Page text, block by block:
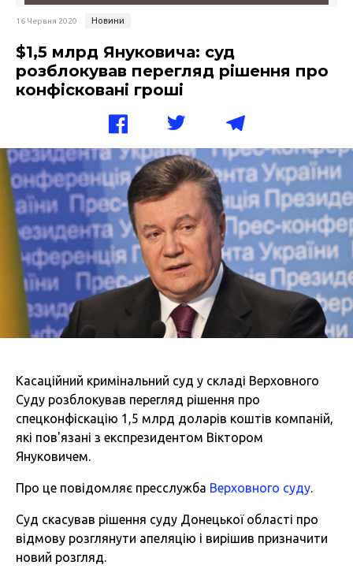
16 Червня 2020 Новини
$1,5 млрд Януковича: суд
розблокував перегляд рішення про
конфісковані гроші
Касаційний кримінальний суд у складі Верховного
Суду розблокував перегляд рішення про
спецконфіскацію 1,5 млрд доларів коштів компаній,
які пов'язані з експрезидентом Віктором
Януковичем.
Про це повідомляє пресслужба Верховного суду
Суд скасував рішення суду Донецької області про
відмову розглянути апеляцію і вирішив призначити
новий розгляд.